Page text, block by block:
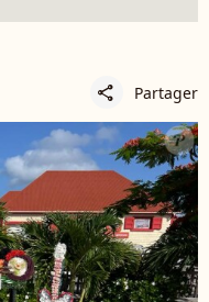
share Partager